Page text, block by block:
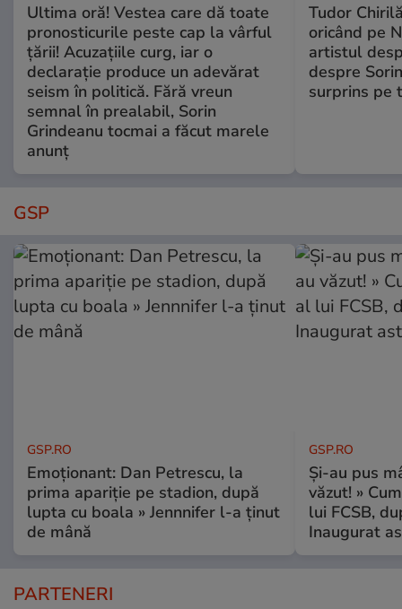
Ultima oră! Vestea care dă toate
pronosticurile peste cap la vârful
țării! Acuzațiile curg, iar o
declarație produce un adevărat
seism în politică. Fără vreun
semnal în prealabil, Sorin
Grindeanu tocmai a făcut marele
anunț
Tudor
oricând pe
artistul
despre
surprins pe
GSP
GSP.RO
Emoționant: Dan Petrescu, la
prima apariție pe stadion, după
lupta cu boala » Jennnifer l-a ținut
de mână
GSP.RO
Și-au pus
văzut! »
lui FCSB,
Inaugurat
PARTENERI